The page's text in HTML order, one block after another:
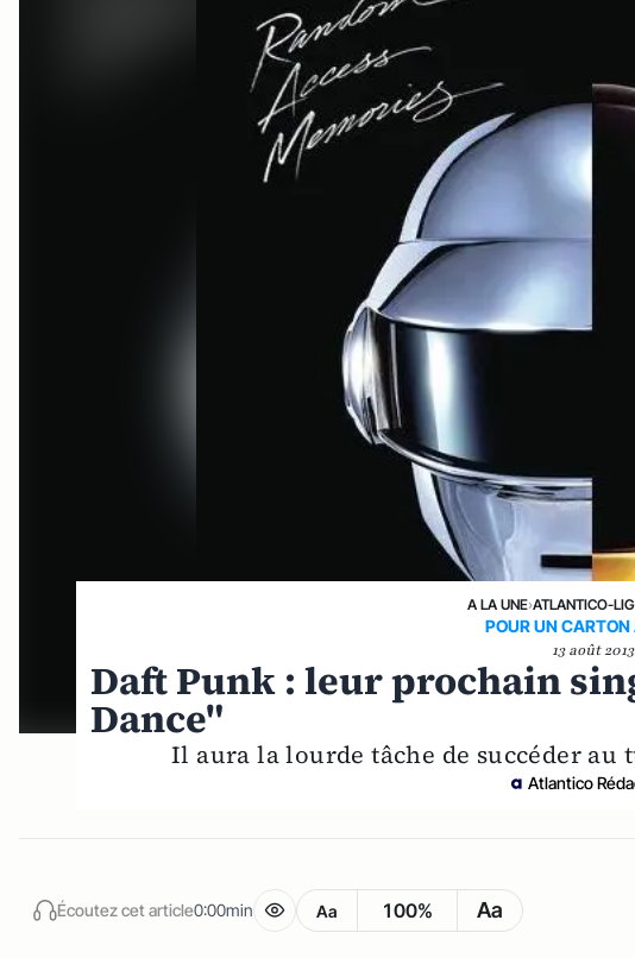
A LA UNE›ATLANTICO-
POUR UN CARTON
13 août 2013
Daft Punk : leur prochain
Dance"
Il aura la lourde tâche de succéder
Atlantico
Écoutez cet article0:00min Aa 100% Aa